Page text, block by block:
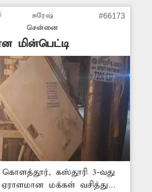
விழும் நிலை
எனவே சம்பந்தப்பட்ட
நடவடிக்கை எடுக்க ரெயில்
சுரேஷ்
சென்னை
#66173
மின்பெட்டி
கஸ்தூரி 3-வது
ஏராளமான மக்கள் வசித்து